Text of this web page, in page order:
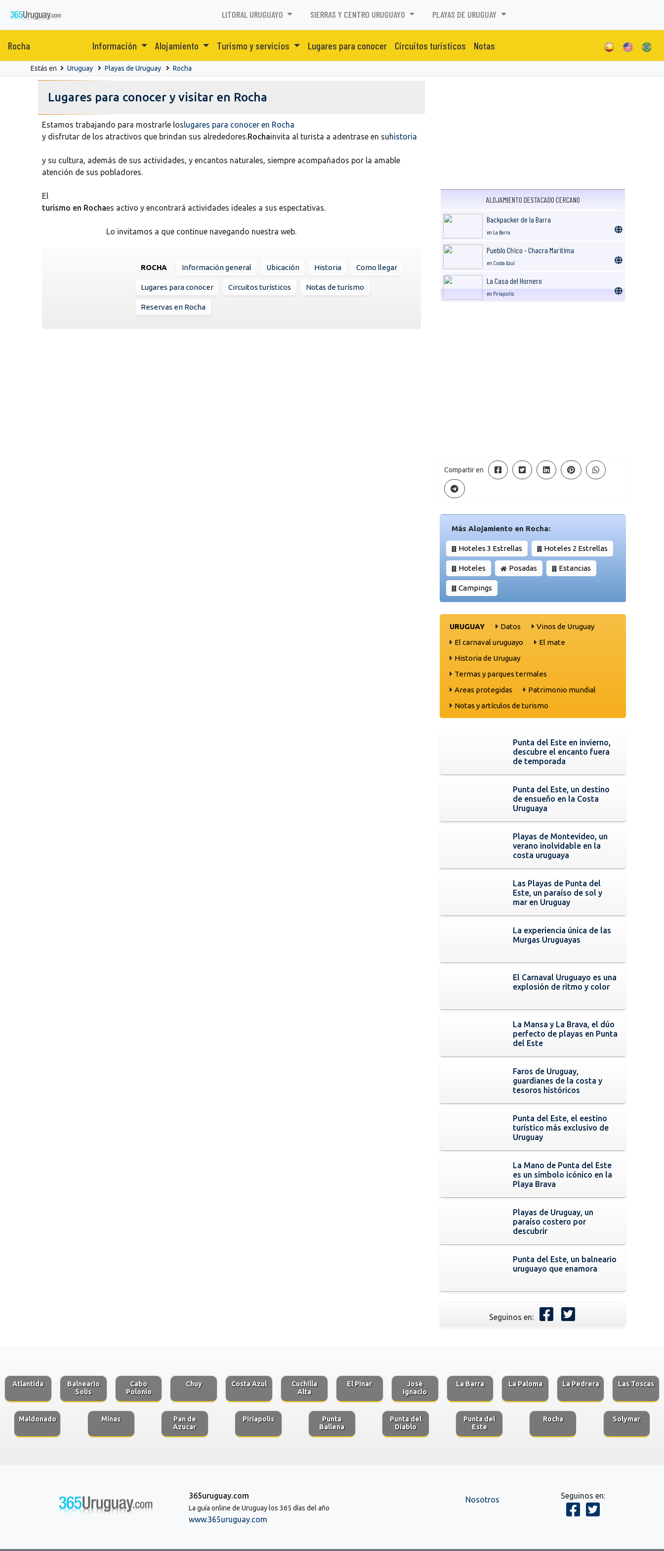
LITORAL URUGUAYO SIERRAS Y CENTRO URUGUAYO PLAYAS DE URUGUAY
Rocha Información Alojamiento Turismo y servicios Lugares para conocer Circuitos turisticos Notas
Estás en Uruguay Playas de Uruguay Rocha
Lugares para conocer y visitar en Rocha
Estamos trabajando para mostrarle loslugares para conocer en Rocha
y disfrutar de los atractivos que brindan sus alrededores.Rochainvita al turista a adentrase en suhistoria
y su cultura, además de sus actividades, y encantos naturales, siempre acompañados por la amable
atención de sus pobladores.
El
turismo en Rochaes activo y encontrará actividades ideales a sus espectativas.
Lo invitamos a que continue navegando nuestra web.
ROCHA Información general Ubicación Historia Como llegar
Lugares para conocer Circuitos turísticos Notas de turísmo
Reservas en Rocha
ALOJAMIENTO DESTACADO CERCANO
Backpacker de la Barra
en La Barra
Pueblo Chico - Chacra Maritima
en Costa Azul
La Casa del Hornero
en Piriapolis
Compartir en
Más Alojamiento en Rocha:
Hoteles 3 Estrellas Hoteles 2 Estrellas
Hoteles Posadas Estancias
Campings
URUGUAY Datos
Vinos de Uruguay
El carnaval uruguayo
El mate
Historia de Uruguay
Termas y parques termales
Areas protegidas
Patrimonio mundial
Notas y artículos de turismo
Punta del Este en invierno,
descubre el encanto fuera
de temporada
Punta del Este, un destino
de ensueño en la Costa
Uruguaya
Playas de Montevideo, un
verano inolvidable en la
costa uruguaya
Las Playas de Punta del
Este, un paraíso de sol y
mar en Uruguay
La experiencia única de las
Murgas Uruguayas
El Carnaval Uruguayo es una
explosión de ritmo y color
La Mansa y La Brava, el dúo
perfecto de playas en Punta
del Este
Faros de Uruguay,
guardianes de la costa y
tesoros históricos
Punta del Este, el eestino
turístico más exclusivo de
Uruguay
La Mano de Punta del Este
es un símbolo icónico en la
Playa Brava
Playas de Uruguay, un
paraíso costero por
descubrir
Punta del Este, un balneario
uruguayo que enamora
Seguinos en:
Atlantida
Balneario
Solis
Cabo
Polonio
Chuy Costa Azul
Cuchilla
Alta
El Pinar
José
Ignacio
La Barra La Paloma La Pedrera Las Toscas
Maldonado Minas
Pan de
Azucar
Piriapolis
Punta
Ballena
Punta del
Diablo
Punta del
Este
Rocha Solymar
365uruguay.com
La guía online de Uruguay los 365 días del año
www.365uruguay.com
Nosotros Seguinos en: